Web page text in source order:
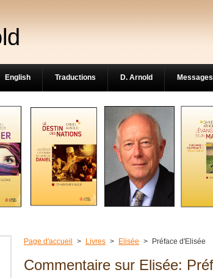
Page d'accueil > Livres > Elisée > Préface d'Elisée
Commentaire sur Elisée:
English Traductions D. Arnold Messages